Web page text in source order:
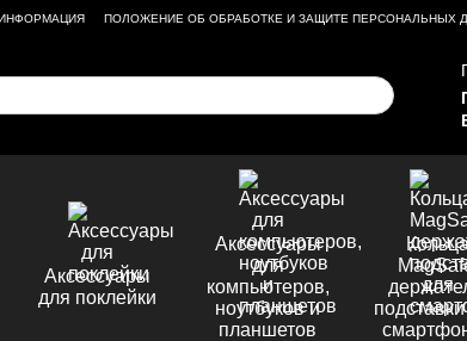
ПОЛОЖЕНИЕ ОБ ОБРАБОТКЕ И ЗАЩИТЕ ПЕРСОНАЛЬНЫХ
Аксессуары
для поклейки
Аксессуары
для
компьютеров,
ноутбуков и
планшетов